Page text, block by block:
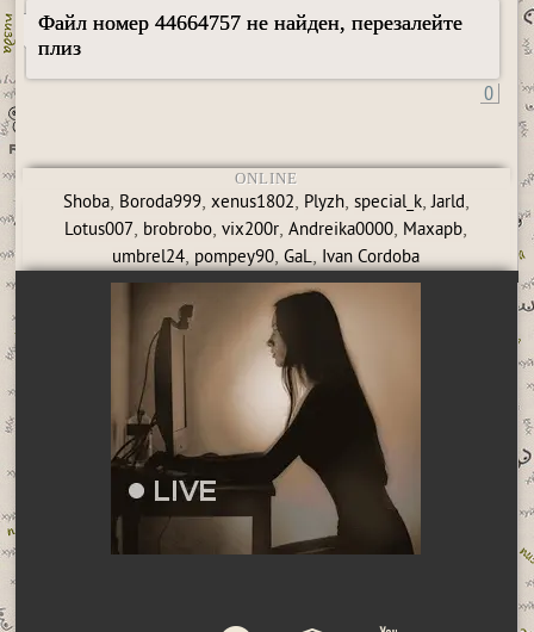
Файл номер 44664757 не найден, перезалейте
плиз
0
ONLINE
Shoba, Boroda999, xenus1802, Plyzh, special_k,Jarld,
Lotus007, brobrobo,vix200r,Andreika0000, Maxapb,
umbrel24, pompey90,GaL, Ivan Cordoba